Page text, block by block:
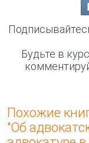
Будьте в
Похожие
"Об